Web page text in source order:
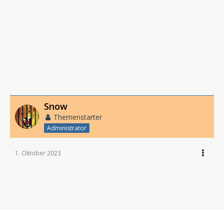
Snow
Themenstarter
Administrator
1. Oktober 2023